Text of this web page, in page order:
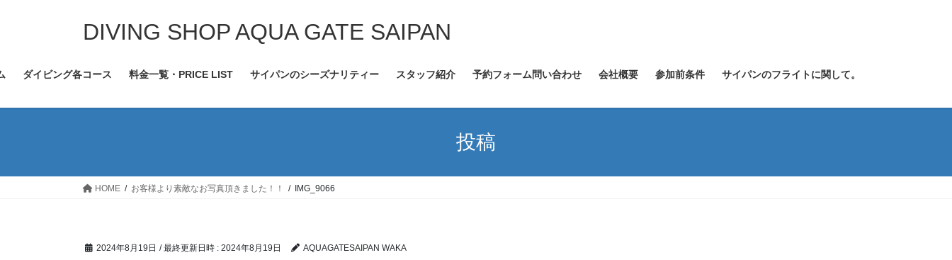
ツ
ス
シ
ン
DIVING SHOP AQUA GATE SAIPAN
ダイビング各コース 料金一覧・PRICE LIST サイパンのシーズナリティー スタッフ紹介 予約フォーム問い合わせ 会社概要 参加前条件 サイパンのフライトに関して。
投稿
HOME お客様より素敵なお写真頂きました！！ IMG_9066
2024年8月19日 / 最終更新日時 : 2024年8月19日 AQUAGATESAIPAN WAKA